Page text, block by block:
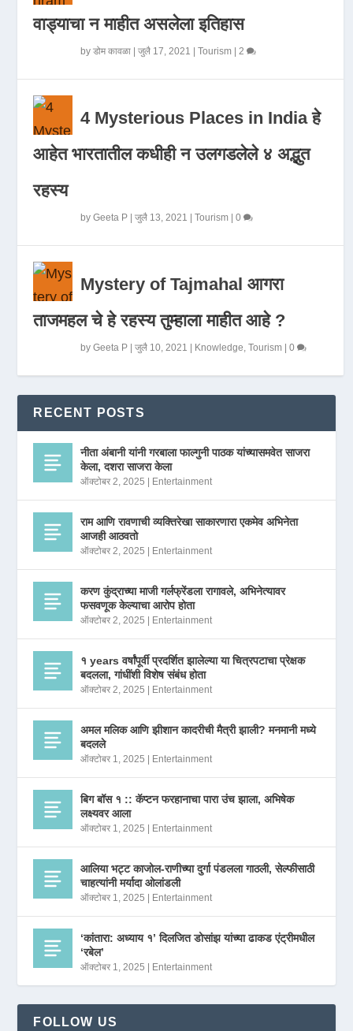
वाड्याचा न माहीत असलेला इतिहास
byडोम कावळा |जुलै 17, 2021 |Tourism |2
4 Mysterious Places in India हे
आहेत भारतातील कधीही न उलगडलेले ४ अद्भुत
रहस्य
byGeeta P |जुलै 13, 2021 |Tourism |0
Mystery of Tajmahal आगरा
ताजमहल चे हे रहस्य तुम्हाला माहीत आहे ?
byGeeta P |जुलै 10, 2021 Knowledge,Tourism |0
RECENT POSTS
नीता अंबानी यांनी गरबाला फाल्गुनी पाठक यांच्यासमवेत साजरा
केला, दशरा साजरा केला
ऑक्टोबर 2, 2025 Entertainment
राम आणि रावणाची व्यक्तिरेखा साकारणारा एकमेव अभिनेता
आजही आठवतो
ऑक्टोबर 2, 2025 Entertainment
करण कुंद्राच्या माजी गर्लफ्रेंडला रागावले, अभिनेत्यावर
फसवणूक केल्याचा आरोप होता
ऑक्टोबर 2, 2025 Entertainment
१ years वर्षांपूर्वी प्रदर्शित झालेल्या या चित्रपटाचा प्रेक्षक
बदलला, गांधींशी विशेष संबंध होता
ऑक्टोबर 2, 2025 Entertainment
अमल मलिक आणि झीशान कादरीची मैत्री झाली? मनमानी मध्ये
बदलले
ऑक्टोबर 1, 2025 Entertainment
बिग बॉस १ :: कॅप्टन फरहानाचा पारा उंच झाला, अभिषेक
लक्ष्यवर आला
ऑक्टोबर 1, 2025 Entertainment
आलिया भट्ट काजोल-राणीच्या दुर्गा पंडलला गाठली, सेल्फीसाठी
चाहत्यांनी मर्यादा ओलांडली
ऑक्टोबर 1, 2025 Entertainment
‘कांतारा: अध्याय १’ दिलजित डोसांझ यांच्या ढाकड एंट्रीमधील
‘रबेल’
ऑक्टोबर 1, 2025 Entertainment
FOLLOW US